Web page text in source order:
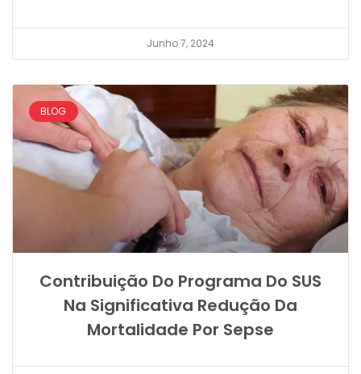
Junho 7, 2024
BLOG
Contribuição Do Programa Do SUS
Na Significativa Redução Da
Mortalidade Por Sepse